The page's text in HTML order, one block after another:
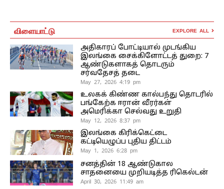
விளையாட்டு EXPLORE ALL
அதிகாரப் போட்டியால் முடங்கிய
இலங்கை சைக்கிளோட்டத் துறை: 7
ஆண்டுகளாகத் தொடரும்
சர்வதேசத் தடை
May 27, 2026 4:19 pm
உலகக் கிண்ண கால்பந்து தொடரில்
பங்கேற்க ஈரான் வீரர்கள்
அமெரிக்கா செல்வது உறுதி
May 12, 2026 8:37 pm
இலங்கை கிரிக்கெட்டை
கட்டியெழுப்ப புதிய திட்டம்
May 1, 2026 6:28 pm
சனத்தின் 18 ஆண்டுகால
சாதனையை முறியடித்த ரிகெல்டன்
April 30, 2026 11:49 am